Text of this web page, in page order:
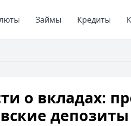
Займы Кредиты
о вкладах:
депозиты